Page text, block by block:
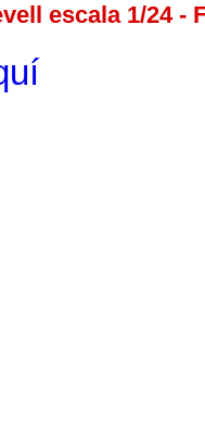
escala 1/24 -